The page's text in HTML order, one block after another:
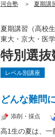
河合塾 夏期講
特別選
夏期講習（高校
東大・京大・医
レベル別講座
どんな難問
添削・採点
高1生の夏は、一